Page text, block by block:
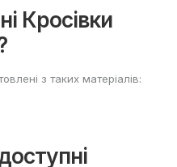
Кросівки
з таких матеріалів: